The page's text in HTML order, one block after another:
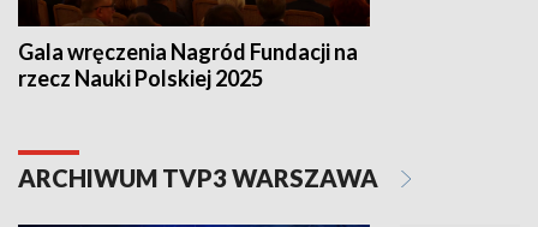
Gala wręczenia Nagród Fundacji na
rzecz Nauki Polskiej 2025
ARCHIWUM TVP3 WARSZAWA